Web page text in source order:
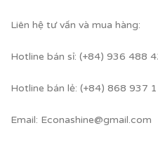
Liên hệ tư vấn và mua hàng:
Hotline bán sỉ: (+84) 936 488
Hotline bán lẻ: (+84) 868 937
Email: Econashine@gmail.com